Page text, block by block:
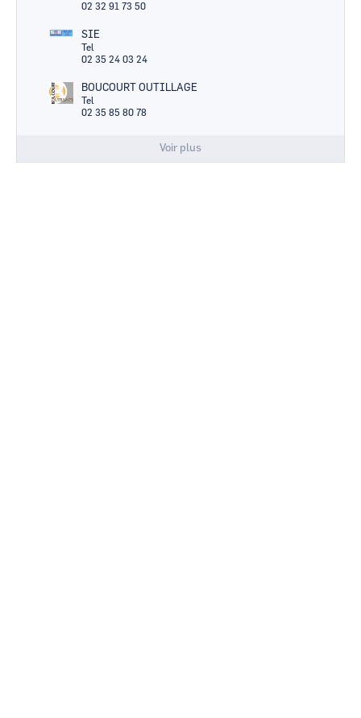
02 32 91 73 50
SIE
Tel
02 35 24 03 24
BOUCOURT OUTILLAGE
Tel
02 35 85 80 78
Voir plus